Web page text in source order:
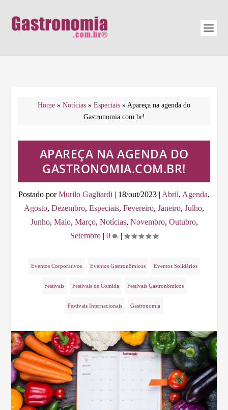
Home » Notícias » Especiais » Apareça na agenda do
Gastronomia.com.br!
APAREÇA NA AGENDA DO
GASTRONOMIA.COM.BR!
Postado porMurilo Gagliardi | 18/out/2023 | Abril, Agenda,
Agosto, Dezembro, Especiais, Fevereiro, Janeiro, Julho,
Junho, Maio, Março, Notícias, Novembro, Outubro,
Setembro | 0 |
Eventos Corporativos Eventos Gastronômicos Eventos Solidários
Festivais Festivais de Comida Festivais Gastronômicos
Festivais Internacionais Gastronomia